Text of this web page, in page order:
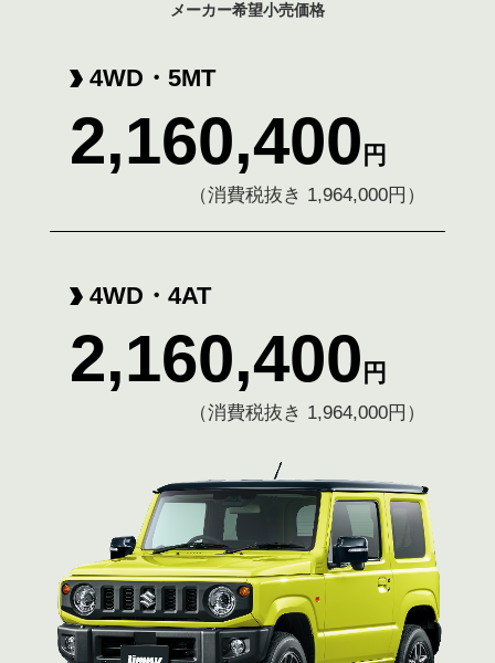
メーカー希望小売価格
4WD・5MT
2,160,400 円
（消費税抜き 1,964,000円）
4WD・4AT
2,160,400 円
（消費税抜き 1,964,000円）